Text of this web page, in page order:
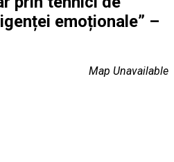
emoționale” –
Map Unavailable